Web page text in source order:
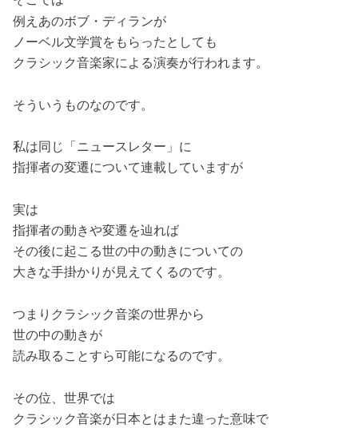
例えあのボブ・ディランが
ノーベル文学賞をもらったとしても
クラシック音楽家による演奏が行われます。
そういうものなのです。
私は同じ「ニュースレター」に
指揮者の変遷について連載していますが
実は
指揮者の動きや変遷を辿れば
その後に起こる世の中の動きについての
大きな手掛かりが見えてくるのです。
つまりクラシック音楽の世界から
世の中の動きが
読み取ることすら可能になるのです。
その位、世界では
クラシック音楽が日本とはまた違った意味で